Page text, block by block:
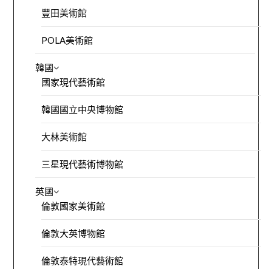
豐田美術館
POLA美術館
韓國
國家現代藝術館
韓國國立中央博物館
大林美術館
三星現代藝術博物館
英國
倫敦國家美術館
倫敦大英博物館
倫敦泰特現代藝術館